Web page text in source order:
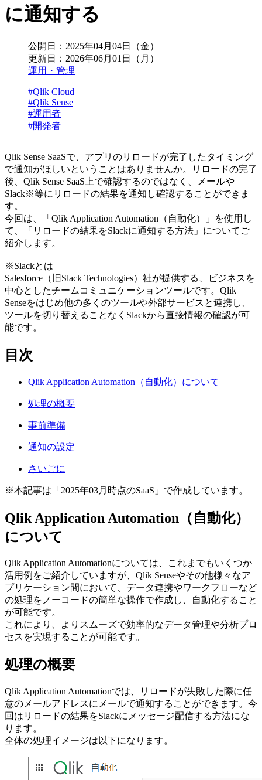
に通知する
公開日： 2025年04月04日（金）
更新日： 2026年06月01日（月）
運用・管理
#Qlik Cloud
#Qlik Sense
#運用者
#開発者
Qlik Sense SaaSで、アプリのリロードが完了したタイミング
で通知がほしいということはありませんか。リロードの完了
後、Qlik Sense SaaS上で確認するのではなく、メールや
Slack※等にリロードの結果を通知し確認することができま
す。
今回は、「Qlik Application Automation（自動化）」を使用し
て、「リロードの結果をSlackに通知する方法」についてご
紹介します。
※Slackとは
Salesforce（旧Slack Technologies）社が提供する、ビジネスを
中心としたチームコミュニケーションツールです。Qlik
Senseをはじめ他の多くのツールや外部サービスと連携し、
ツールを切り替えることなくSlackから直接情報の確認が可
能です。
目次
Qlik Application Automation（自動化）について
処理の概要
事前準備
通知の設定
さいごに
※本記事は「2025年03月時点のSaaS」で作成しています。
Qlik Application Automation（自動化）
について
Qlik Application Automationについては、これまでもいくつか
活用例をご紹介していますが、Qlik Senseやその他様々なア
プリケーション間において、データ連携やワークフローなど
の処理をノーコードの簡単な操作で作成し、自動化すること
が可能です。
これにより、よりスムーズで効率的なデータ管理や分析プロ
セスを実現することが可能です。
処理の概要
Qlik Application Automationでは、リロードが失敗した際に任
意のメールアドレスにメールで通知することができます。今
回はリロードの結果をSlackにメッセージ配信する方法にな
ります。
全体の処理イメージは以下になります。